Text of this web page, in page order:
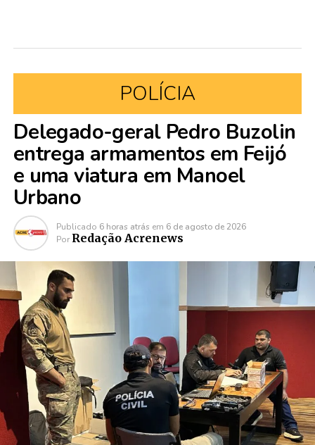
POLÍCIA
Delegado-geral Pedro Buzolin
entrega armamentos em Feijó
e uma viatura em Manoel
Urbano
Publicado 6 horas atrás em 6 de agosto de 2026
Por Redação Acrenews